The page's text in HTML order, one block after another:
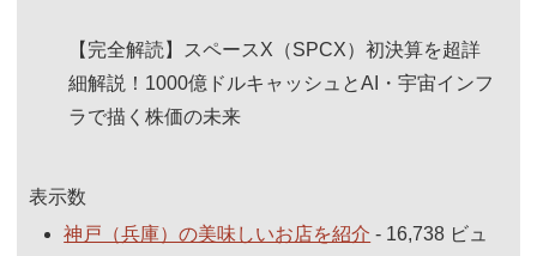
【完全解読】スペースX（SPCX）初決算を超詳
細解説！1000億ドルキャッシュとAI・宇宙インフ
ラで描く株価の未来
表示数
神戸（兵庫）の美味しいお店を紹介 - 16,738 ビュ